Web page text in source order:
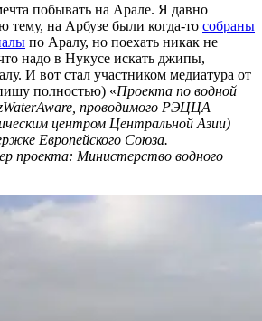
побывать на Арале. Я давно
тему, на Арбузе были когда-то собраны
по Аралу, но поехать никак не
надо в Нукусе искать джипы,
И вот стал участником медиатура от
полностью) «Проекта по водной
проводимого РЭЦЦА
центром Центральной Азии)
Европейского Союза.
проекта: Министерство водного